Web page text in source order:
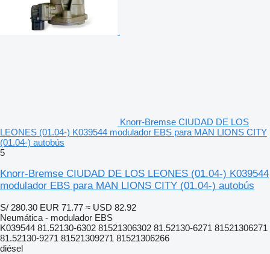
Knorr-Bremse CIUDAD DE LOS
LEONES (01.04-) K039544 modulador EBS para MAN LIONS CITY
(01.04-) autobús
5
Knorr-Bremse CIUDAD DE LOS LEONES (01.04-) K039544
modulador EBS para MAN LIONS CITY (01.04-) autobús
S/ 280.30 EUR 71.77 ≈ USD 82.92
Neumática - modulador EBS
K039544 81.52130-6302 81521306302 81.52130-6271 81521306271
81.52130-9271 81521309271 81521306266
diésel